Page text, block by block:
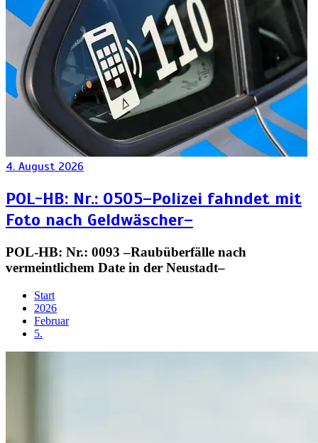
4. August 2026
POL-HB: Nr.: 0505–Polizei fahndet mit
Foto nach Geldwäscher–
POL-HB: Nr.: 0093 –Raubüberfälle nach
vermeintlichem Date in der Neustadt–
Start
2026
Februar
5.